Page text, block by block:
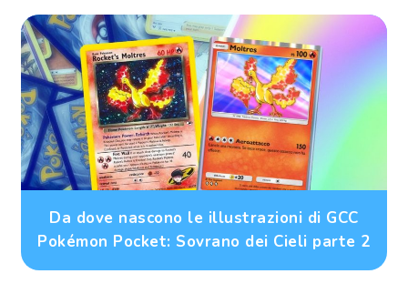
Da dove nascono le illustrazioni di GCC
Pokémon Pocket: Sovrano dei Cieli parte 2